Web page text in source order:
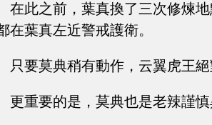
在此之前，葉真換了三次修煉
在葉真左近警戒護衛。
只要莫典稍有動作，云翼虎王
更重要的是，莫典也是老辣謹